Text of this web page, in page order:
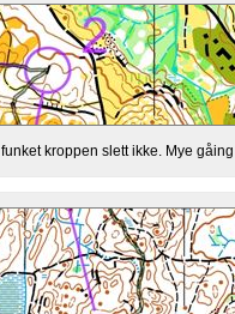
kroppen slett ikke. Mye